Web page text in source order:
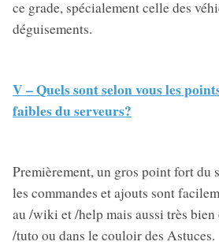
ce grade, spécialement celle des
déguisements.
V – Quels sont selon vous les
faibles du serveurs?
Premièrement, un gros point fort du
les commandes et ajouts sont
au /wiki et /help mais aussi très
/tuto ou dans le couloir des Astuces.